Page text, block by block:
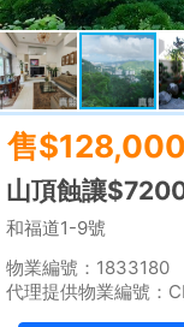
標準2100呎村屋
元朗 標準2100呎村
建築 2100呎@$17
實用 --